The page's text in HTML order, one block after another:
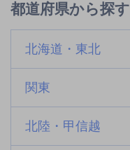
都道府県から探す
北海道・東北
関東
北陸・甲信越